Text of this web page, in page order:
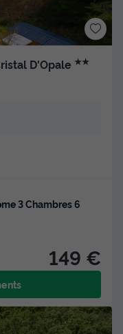
D'Opale ★★
3 Chambres 6
149 €